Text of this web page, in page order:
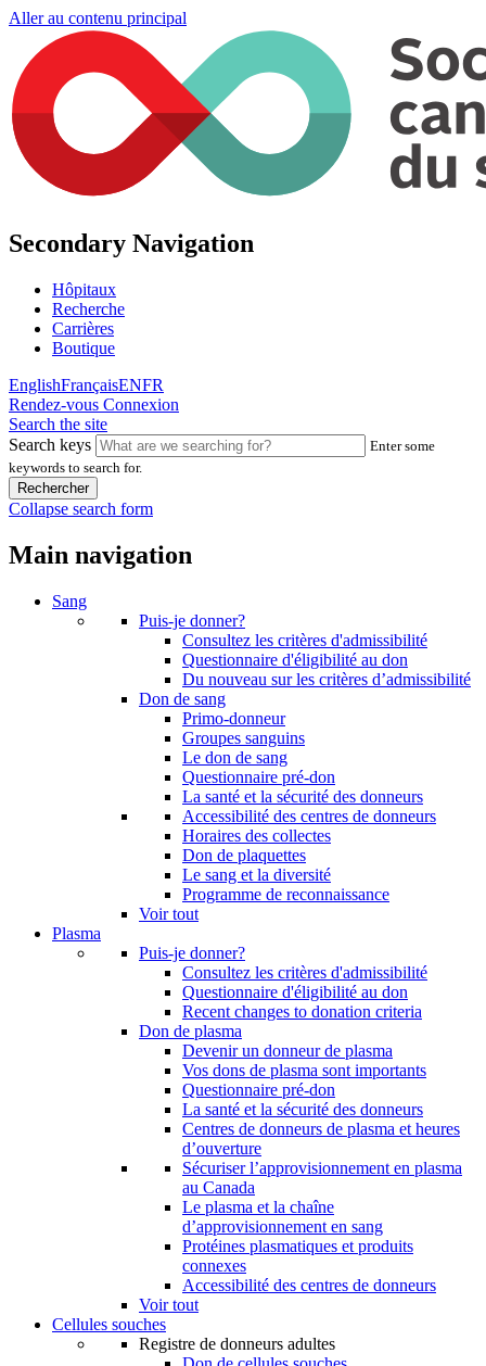
Aller au contenu principal
Secondary Navigation
Hôpitaux
Recherche
Carrières
Boutique
EnglishFrançaisENFR
Rendez-vous Connexion
Search the site
Search keys
Enter some
keywords to search for.
Collapse search form
Main navigation
Sang
Puis-je donner?
Consultez les critères d'admissibilité
Questionnaire d'éligibilité au don
Du nouveau sur les critères d’admissibilité
Don de sang
Primo-donneur
Groupes sanguins
Le don de sang
Questionnaire pré-don
La santé et la sécurité des donneurs
Accessibilité des centres de donneurs
Horaires des collectes
Don de plaquettes
Le sang et la diversité
Programme de reconnaissance
Voir tout
Plasma
Puis-je donner?
Consultez les critères d'admissibilité
Questionnaire d'éligibilité au don
Recent changes to donation criteria
Don de plasma
Devenir un donneur de plasma
Vos dons de plasma sont importants
Questionnaire pré-don
La santé et la sécurité des donneurs
Centres de donneurs de plasma et heures
d’ouverture
Sécuriser l’approvisionnement en plasma
au Canada
Le plasma et la chaîne
d’approvisionnement en sang
Protéines plasmatiques et produits
connexes
Accessibilité des centres de donneurs
Voir tout
Cellules souches
Registre de donneurs adultes